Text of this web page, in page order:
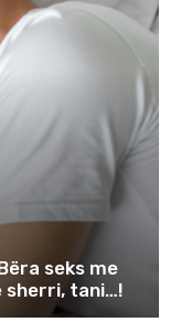
seks me
sherri, tani…!